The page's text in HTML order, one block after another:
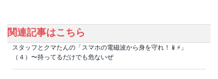
関連記事はこちら
スタッフとクマたんの「スマホの電磁波から身を守れ！📱⚡️」
（４）〜持ってるだけでも危ないぜ